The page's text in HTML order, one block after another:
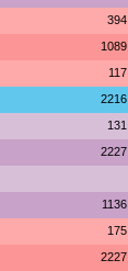
394
1089
117
2216
131
2227
1136
175
2227